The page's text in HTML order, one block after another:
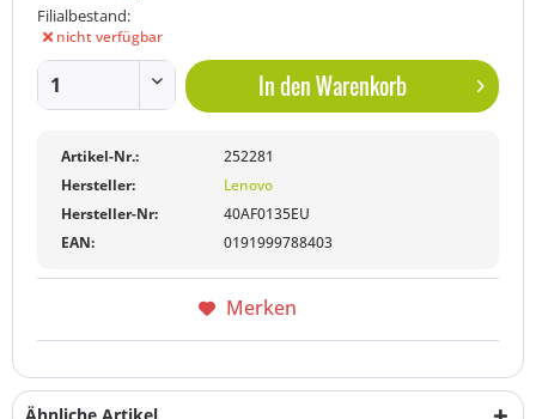
Filialbestand:
nicht verfügbar
In denWarenkorb
Artikel-Nr.:
252281
Hersteller:
Lenovo
Hersteller-Nr:
40AF0135EU
EAN:
0191999788403
Merken